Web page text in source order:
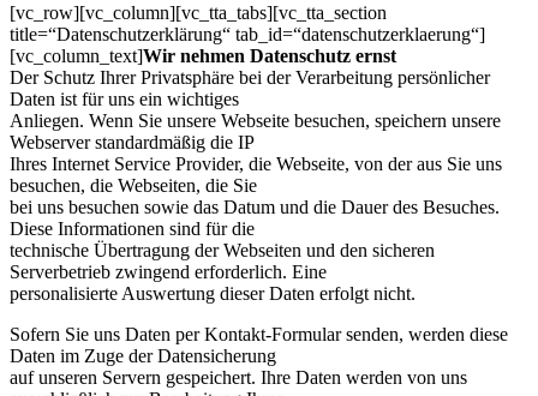
[vc_row][vc_column][vc_tta_tabs][vc_tta_section
title=“Datenschutzerklärung“ tab_id=“datenschutzerklaerung“]
[vc_column_text]Wir nehmen Datenschutz ernst
Der Schutz Ihrer Privatsphäre bei der Verarbeitung persönlicher
Daten ist für uns ein wichtiges
Anliegen. Wenn Sie unsere Webseite besuchen, speichern unsere
Webserver standardmäßig die IP
Ihres Internet Service Provider, die Webseite, von der aus Sie uns
besuchen, die Webseiten, die Sie
bei uns besuchen sowie das Datum und die Dauer des Besuches.
Diese Informationen sind für die
technische Übertragung der Webseiten und den sicheren
Serverbetrieb zwingend erforderlich. Eine
personalisierte Auswertung dieser Daten erfolgt nicht.
Sofern Sie uns Daten per Kontakt-Formular senden, werden diese
Daten im Zuge der Datensicherung
auf unseren Servern gespeichert. Ihre Daten werden von uns